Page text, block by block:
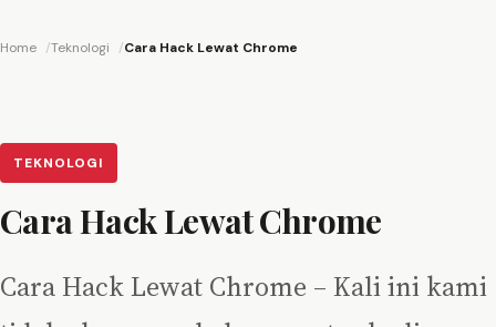
Home Teknologi Cara Hack Lewat Chrome
TEKNOLOGI
Cara Hack Lewat Chrome
Cara Hack Lewat Chrome – Kali ini kami